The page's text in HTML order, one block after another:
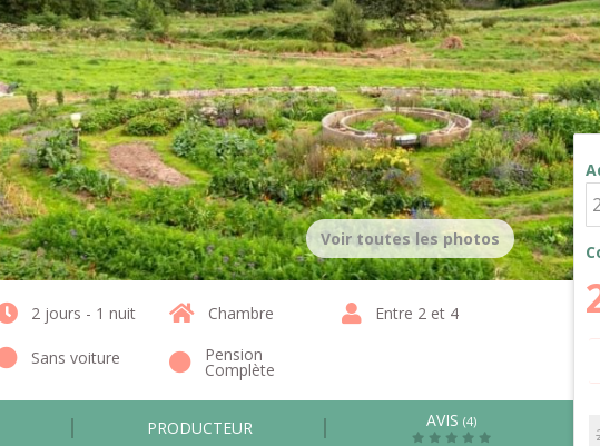
Voir toutes les photos
2 jours - 1 nuit Chambre
Entre 2 et 4
Sans voiture Pension
Complète
PRODUCTEUR AVIS(4)